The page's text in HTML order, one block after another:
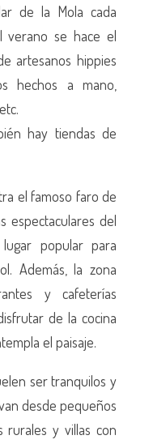
de la Mola cada
verano se hace el
artesanos hippies
hechos a mano,
hay tiendas de
el famoso faro de
espectaculares del
popular para
Además, la zona
y cafeterías
de la cocina
el paisaje.
ser tranquilos y
desde pequeños
rurales y villas con